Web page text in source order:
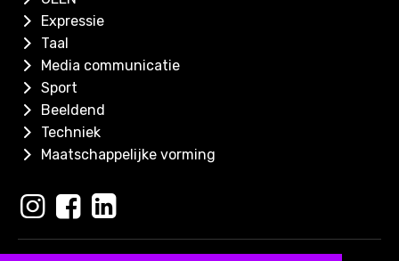
Expressie
Taal
Media communicatie
Sport
Beeldend
Techniek
Maatschappelijke vorming